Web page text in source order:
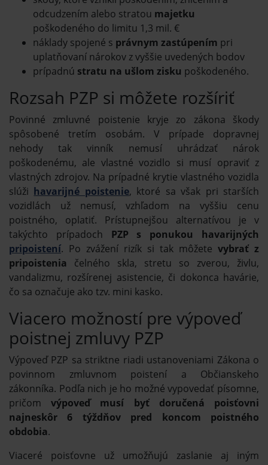
odcudzením alebo stratou majetku
poškodeného do limitu 1,3 mil. €
náklady spojené s právnym zastúpením pri
uplatňovaní nárokov z vyššie uvedených bodov
prípadnú stratu na ušlom zisku poškodeného.
Rozsah PZP si môžete rozšíriť
Povinné zmluvné poistenie kryje zo zákona škody
spôsobené tretím osobám. V prípade dopravnej
nehody tak vinník nemusí uhrádzať nárok
poškodenému, ale vlastné vozidlo si musí opraviť z
vlastných zdrojov. Na prípadné krytie vlastného vozidla
slúži havarijné poistenie, ktoré sa však pri starších
vozidlách už nemusí, vzhľadom na vyššiu cenu
poistného, oplatiť. Prístupnejšou alternatívou je v
takýchto prípadoch PZP s ponukou havarijných
pripoistení. Po zvážení rizík si tak môžete vybrať z
pripoistenia čelného skla, stretu so zverou, živlu,
vandalizmu, rozšírenej asistencie, či dokonca havárie,
čo sa označuje ako tzv. mini kasko.
Viacero možností pre výpoveď
poistnej zmluvy PZP
Výpoveď PZP sa striktne riadi ustanoveniami Zákona o
povinnom zmluvnom poistení a Občianskeho
zákonníka. Podľa nich je ho možné vypovedať písomne,
pričomvýpoveď musí byť doručená poisťovni
najneskôr 6 týždňov pred koncom poistného
obdobia.
Viaceré poisťovne už umožňujú zaslanie aj iným